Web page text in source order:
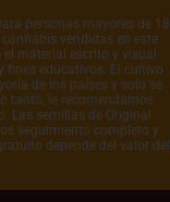
personas mayores de 18
vendidas en este
material escrito y visual
educativos. El cultivo
de los países y solo se
tanto, le recomendamos
Las semillas de Original
seguimiento completo y
depende del valor del